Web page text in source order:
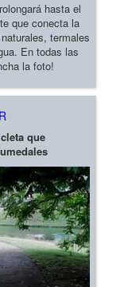
hasta el
que conecta la
termales
En todas las
la foto!
que